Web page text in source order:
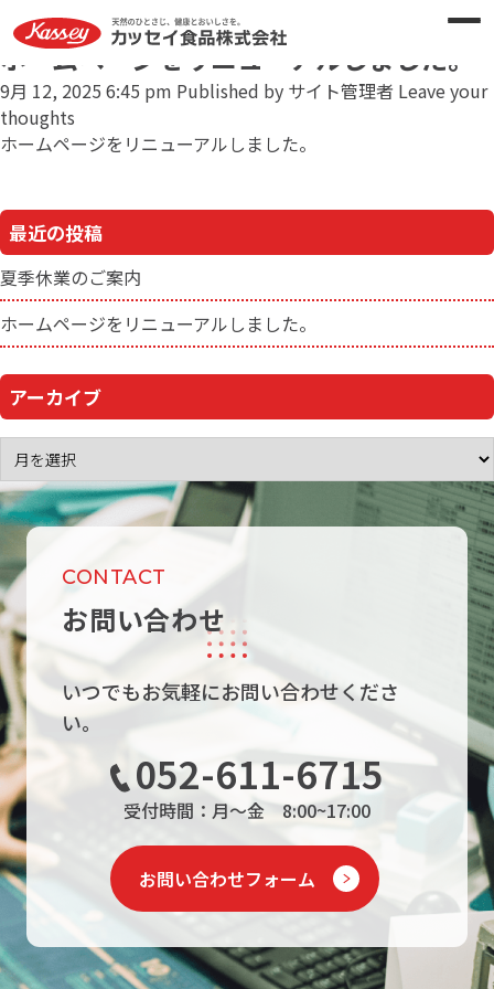
Author Archives for サイト管理者
ホームページをリニューアルしました。
9月 12, 2025 6:45 pm Published by サイト管理者 Leave your
thoughts
ホームページをリニューアルしました。
最近の投稿
夏季休業のご案内
ホームページをリニューアルしました。
アーカイブ
CONTACT
お問い合わせ
いつでもお気軽にお問い合わせくださ
い。
052-611-6715
受付時間：月～金 8:00~17:00
お問い合わせフォーム